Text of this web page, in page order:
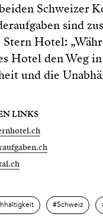
Schweizer
sind
Hotel:
Hotel den Weg
und die
LINKS
Schweiz